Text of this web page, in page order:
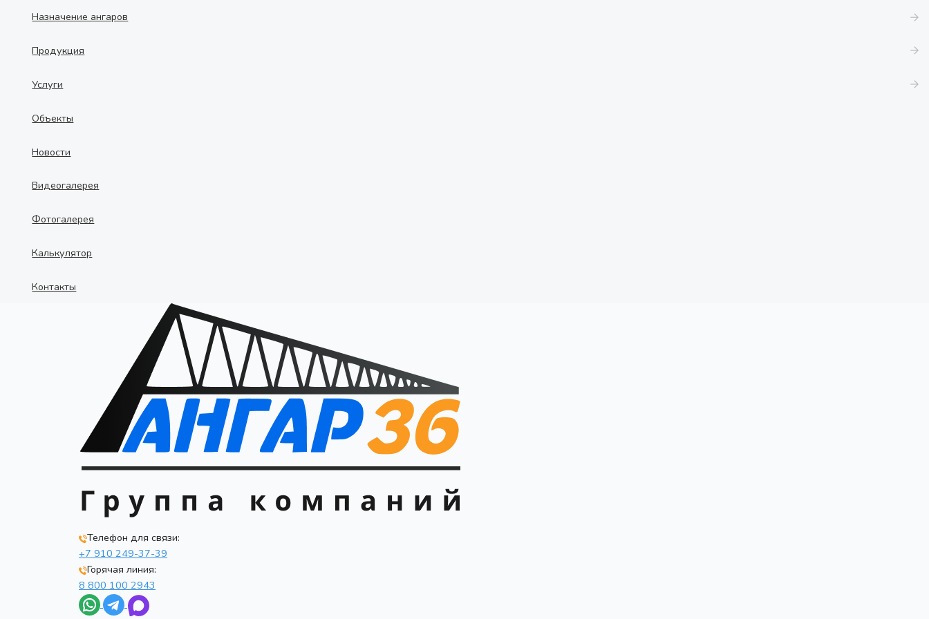
Назначение ангаров
Продукция
Услуги
Объекты
Новости
Видеогалерея
Фотогалерея
Калькулятор
Контакты
Телефон для связи:
+7 910 249-37-39
Горячая линия:
8 800 100 2943